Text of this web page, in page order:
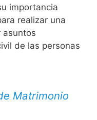
importancia
realizar una
asuntos
de las personas
Matrimonio